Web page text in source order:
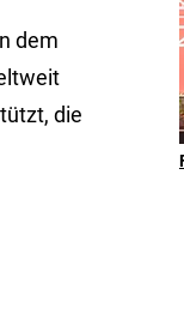
dem
die